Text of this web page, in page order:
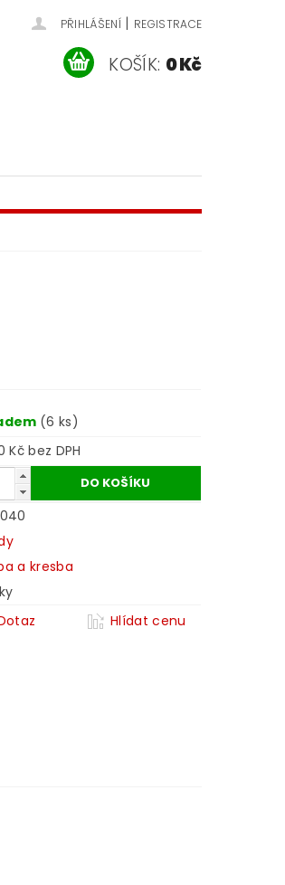
PŘIHLÁŠENÍ | REGISTRACE
KOŠÍK: 0 Kč
(6 ks)
28,10 Kč bez DPH
a kresba
Hlídat cenu